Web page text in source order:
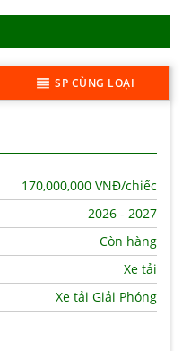
SP CÙNG LOẠI
170,000,000VNĐ/chiếc
2026 - 2027
Còn hàng
Xe tải
Xe tải Giải Phóng